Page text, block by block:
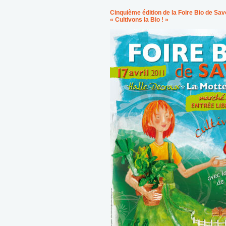
Cinquième édition de la Foire Bio de
« Cultivons la Bio ! »